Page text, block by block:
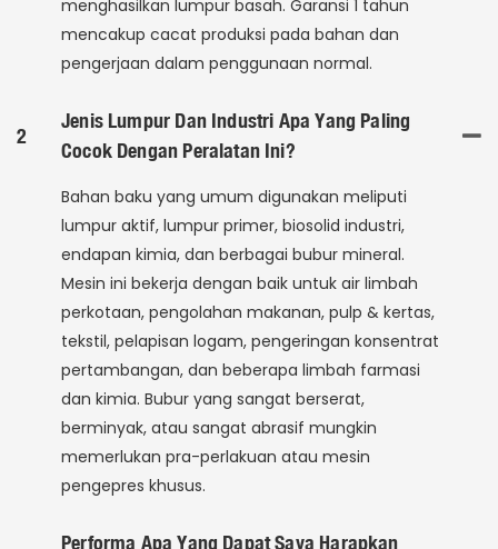
menghasilkan lumpur basah. Garansi 1 tahun
mencakup cacat produksi pada bahan dan
pengerjaan dalam penggunaan normal.
2
Jenis Lumpur Dan Industri Apa Yang Paling
Cocok Dengan Peralatan Ini?
Bahan baku yang umum digunakan meliputi
lumpur aktif, lumpur primer, biosolid industri,
endapan kimia, dan berbagai bubur mineral.
Mesin ini bekerja dengan baik untuk air limbah
perkotaan, pengolahan makanan, pulp & kertas,
tekstil, pelapisan logam, pengeringan konsentrat
pertambangan, dan beberapa limbah farmasi
dan kimia. Bubur yang sangat berserat,
berminyak, atau sangat abrasif mungkin
memerlukan pra-perlakuan atau mesin
pengepres khusus.
Performa Apa Yang Dapat Saya Harapkan